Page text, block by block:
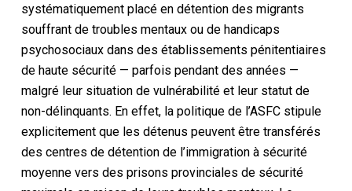
systématiquement placé en détention des migrants
souffrant de troubles mentaux ou de handicaps
psychosociaux dans des établissements pénitentiaires
de haute sécurité — parfois pendant des années —
malgré leur situation de vulnérabilité et leur statut de
non-délinquants. En effet, la politique de l’ASFC stipule
explicitement que les détenus peuvent être transférés
des centres de détention de l’immigration à sécurité
moyenne vers des prisons provinciales de sécurité